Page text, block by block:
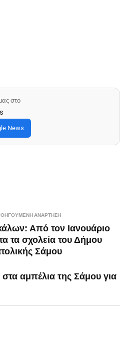
στο
News
ΑΝΆΡΤΗΣΗ
Από τον Ιανουάριο
τα σχολεία του Δήμου
Σάμου
αμπέλια της Σάμου για